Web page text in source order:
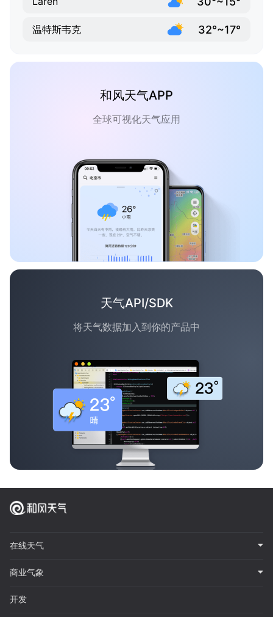
温特斯韦克 32°~17°
和风天气APP
全球可视化天气应用
天气API/SDK
将天气数据加入到你的产品中
在线天气
商业气象
开发